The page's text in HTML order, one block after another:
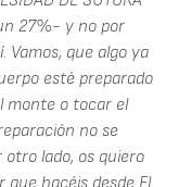
un 27%- y no por
Vamos, que algo ya
esté preparado
monte o tocar el
no se
lado, os quiero